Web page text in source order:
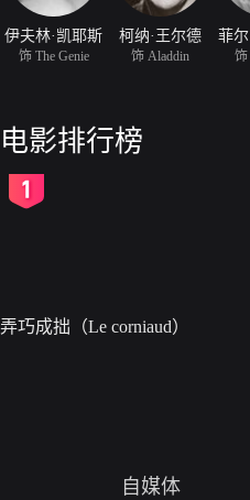
伊夫林·凯耶斯
饰 The Genie
柯纳·王尔德
饰 Aladdin
菲
饰
电影排行榜
弄巧成拙（Le corniaud）
自媒体